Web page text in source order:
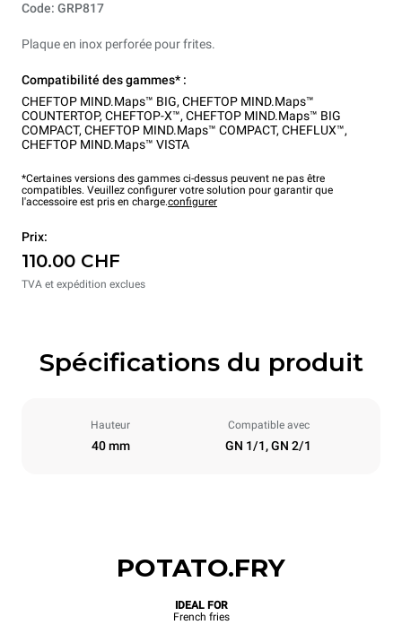
Code: GRP817
Plaque en inox perforée pour frites.
Compatibilité des gammes* :
CHEFTOP MIND.Maps™ BIG, CHEFTOP MIND.Maps™
COUNTERTOP, CHEFTOP-X™, CHEFTOP MIND.Maps™ BIG
COMPACT, CHEFTOP MIND.Maps™ COMPACT, CHEFLUX™,
CHEFTOP MIND.Maps™ VISTA
*Certaines versions des gammes ci-dessus peuvent ne pas être
compatibles. Veuillez configurer votre solution pour garantir que
l'accessoire est pris en charge.configurer
Prix:
110.00 CHF
TVA et expédition exclues
Spécifications du produit
Hauteur
40 mm
Compatible avec
GN 1/1, GN 2/1
POTATO.FRY
IDEAL FOR
French fries